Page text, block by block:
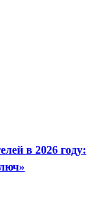
в 2026 году: